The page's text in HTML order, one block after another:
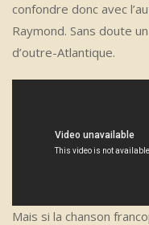
confondre donc avec
Raymond. Sans doute
d’outre-Atlantique.
Mais si la chanson